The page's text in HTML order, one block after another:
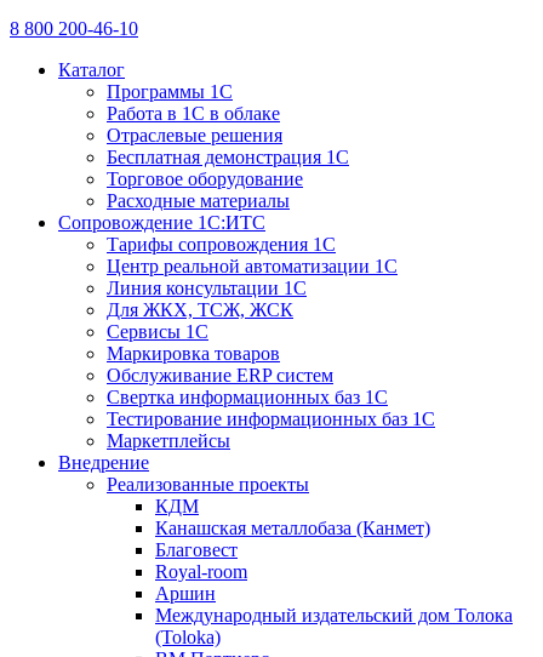
8 800 200-46-10
Каталог
Программы 1С
Работа в 1С в облаке
Отраслевые решения
Бесплатная демонстрация 1С
Торговое оборудование
Расходные материалы
Сопровождение 1С:ИТС
Тарифы сопровождения 1С
Центр реальной автоматизации 1С
Линия консультации 1С
Для ЖКХ, ТСЖ, ЖСК
Сервисы 1С
Маркировка товаров
Обслуживание ERP систем
Свертка информационных баз 1С
Тестирование информационных баз 1С
Маркетплейсы
Внедрение
Реализованные проекты
КДМ
Канашская металлобаза (Канмет)
Благовест
Royal-room
Аршин
Международный издательский дом Толока
(Toloka)